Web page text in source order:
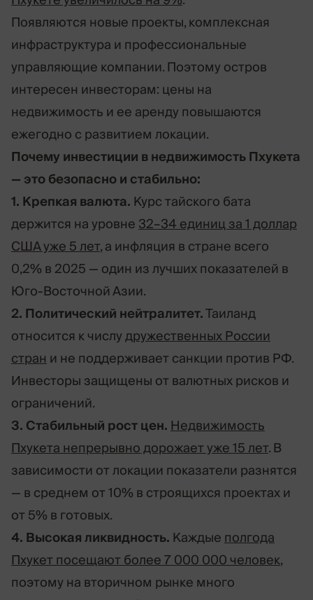
Появляются новые проекты, комплексная
инфраструктура и профессиональные
управляющие компании. Поэтому остров
интересен инвесторам: цены на
недвижимость и ее аренду повышаются
ежегодно с развитием локации.
Почему инвестиции в недвижимость Пхукета
— это безопасно и стабильно:
1. Крепкая валюта.Курс тайского бата
держится на уровне32–34 единиц за 1 доллар
США уже 5 лет, а инфляция в стране всего
0,2% в 2025 — один из лучших показателей в
Юго-Восточной Азии.
2. Политический нейтралитет.Таиланд
относится к числудружественных России
страни не поддерживает санкции против РФ.
Инвесторы защищены от валютных рисков и
ограничений.
3. Стабильный рост цен.Недвижимость
Пхукета непрерывно дорожает уже 15 лет. В
зависимости от локации показатели разнятся
— в среднем от 10% в строящихся проектах и
от 5% в готовых.
4. Высокая ликвидность.Каждыеполгода
Пхукет посещают более 7 000 000 человек,
поэтому на вторичном рынке много